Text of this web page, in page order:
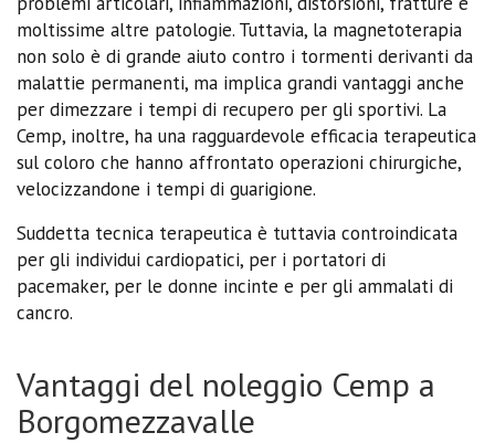
moltissime altre patologie. Tuttavia, la magnetoterapia
non solo è di grande aiuto contro i tormenti derivanti da
malattie permanenti, ma implica grandi vantaggi anche
per dimezzare i tempi di recupero per gli sportivi. La
Cemp, inoltre, ha una ragguardevole efficacia terapeutica
sul coloro che hanno affrontato operazioni chirurgiche,
velocizzandone i tempi di guarigione.
Suddetta tecnica terapeutica è tuttavia controindicata
per gli individui cardiopatici, per i portatori di
pacemaker, per le donne incinte e per gli ammalati di
cancro.
Vantaggi del noleggio Cemp a
Borgomezzavalle